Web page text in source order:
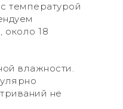
температурой
около 18
влажности.
не